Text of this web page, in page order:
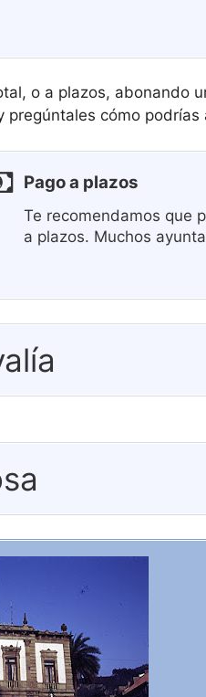
o a plazos, abonando
pregúntales cómo
Pago a plazos
Te recomendamos que
a plazos. Muchos